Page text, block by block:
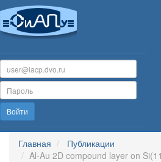
Войти
Главная
Публикации
Al-Au 2D compound layer on